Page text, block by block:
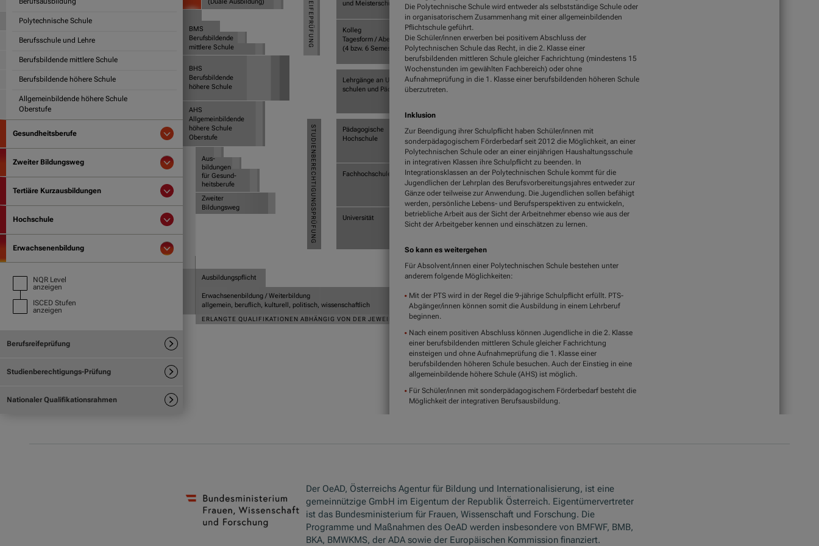
Der OeAD, Österreichs Agentur für Bildung und Internationalisierung, ist eine
gemeinnützige GmbH im Eigentum der Republik Österreich. Eigentümervertreter
ist das Bundesministerium für Frauen, Wissenschaft und Forschung. Die
Programme und Maßnahmen des OeAD werden insbesondere von BMFWF, BMB,
BKA, BMWKMS, der ADA sowie der Europäischen Kommission finanziert.